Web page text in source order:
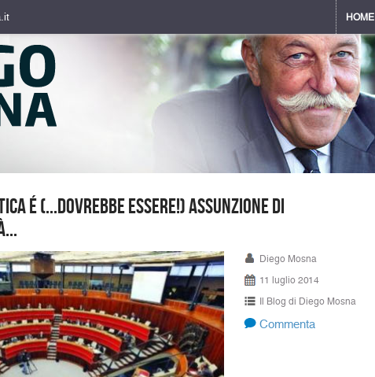
HOME
é (...dovrebbe essere!) assunzione di
Diego Mosna
11 luglio 2014
Il Blog di Diego Mosna
Commenta